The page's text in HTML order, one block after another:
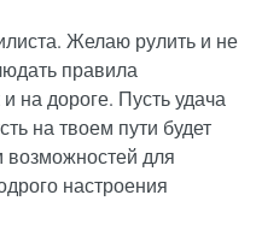
Желаю рулить и не
правила
на дороге. Пусть удача
на твоем пути будет
возможностей для
настроения